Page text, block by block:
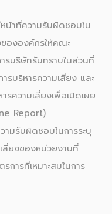
หน้าที่ความรับผิดชอบใน
ขององค์กรให้คณะ
รบริษัทรับทราบในส่วนที่
รบริหารความเสี่ยง และ
ความเสี่ยงเพื่อเปิดเผย
Report)
มรับผิดชอบในการระบุ
สี่ยงของหน่วยงานที่
ารที่เหมาะสมในการ